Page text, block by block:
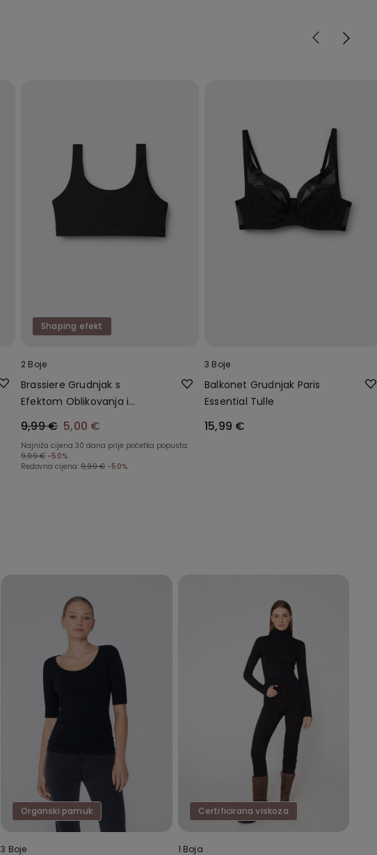
Shaping efekt
2 Boje
Brassiere Grudnjak s
Efektom Oblikovanja i
9,99 € 5,00 €
Najniža cijena 30 dana prije početka popusta:
9,99 € -50%
Redovna cijena: 9,99 € -50%
3 Boje
Balkonet Grudnjak Paris
Essential Tulle
15,99 €
Organski pamuk
3 Boje
Certificirana viskoza
1 Boja